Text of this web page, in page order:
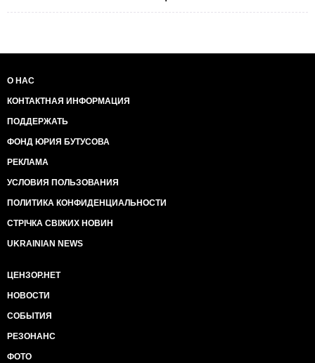
О НАС
КОНТАКТНАЯ ИНФОРМАЦИЯ
ПОДДЕРЖАТЬ
ФОНД ЮРИЯ БУТУСОВА
РЕКЛАМА
УСЛОВИЯ ПОЛЬЗОВАНИЯ
ПОЛИТИКА КОНФИДЕНЦИАЛЬНОСТИ
СТРІЧКА СВІЖИХ НОВИН
UKRAINIAN NEWS
ЦЕНЗОР.НЕТ
НОВОСТИ
СОБЫТИЯ
РЕЗОНАНС
ФОТО